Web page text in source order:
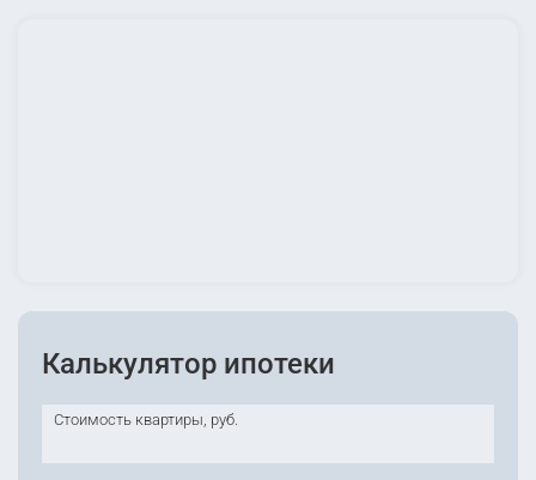
Калькулятор ипотеки
Стоимость квартиры, руб.